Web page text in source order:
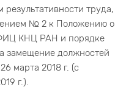
результативности труда,
№ 2 к Положению о
КНЦ РАН и порядке
замещение должностей
марта 2018 г. (с
г.).